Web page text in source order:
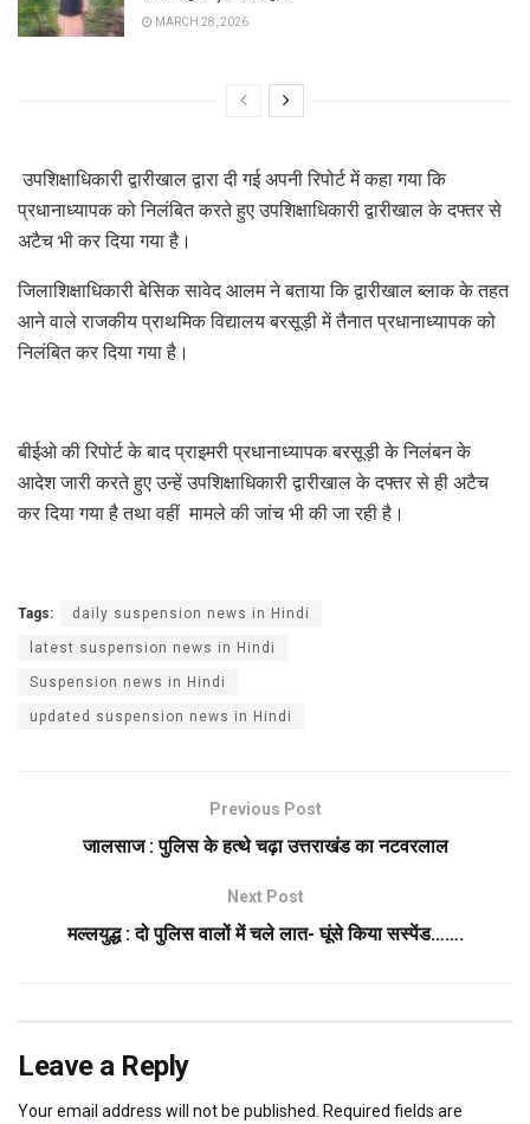
MARCH 28, 2026
उपशिक्षाधिकारी द्वारीखाल द्वारा दी गई अपनी रिपोर्ट में कहा गया कि
प्रधानाध्यापक को निलंबित करते हुए उपशिक्षाधिकारी द्वारीखाल के दफ्तर से
अटैच भी कर दिया गया है।
जिलाशिक्षाधिकारी बेसिक सावेद आलम ने बताया कि द्वारीखाल ब्लाक के तहत
आने वाले राजकीय प्राथमिक विद्यालय बरसूड़ी में तैनात प्रधानाध्यापक को
निलंबित कर दिया गया है।
बीईओ की रिपोर्ट के बाद प्राइमरी प्रधानाध्यापक बरसूड़ी के निलंबन के
आदेश जारी करते हुए उन्हें उपशिक्षाधिकारी द्वारीखाल के दफ्तर से ही अटैच
कर दिया गया है तथा वहीं मामले की जांच भी की जा रही है।
Tags: daily suspension news in Hindi
latest suspension news in Hindi
Suspension news in Hindi
updated suspension news in Hindi
Previous Post
जालसाज : पुलिस के हत्थे चढ़ा उत्तराखंड का नटवरलाल
Next Post
मल्लयुद्ध : दो पुलिस वालों में चले लात- घूंसे किया सस्पेंड…….
Leave a Reply
Your email address will not be published. Required fields are